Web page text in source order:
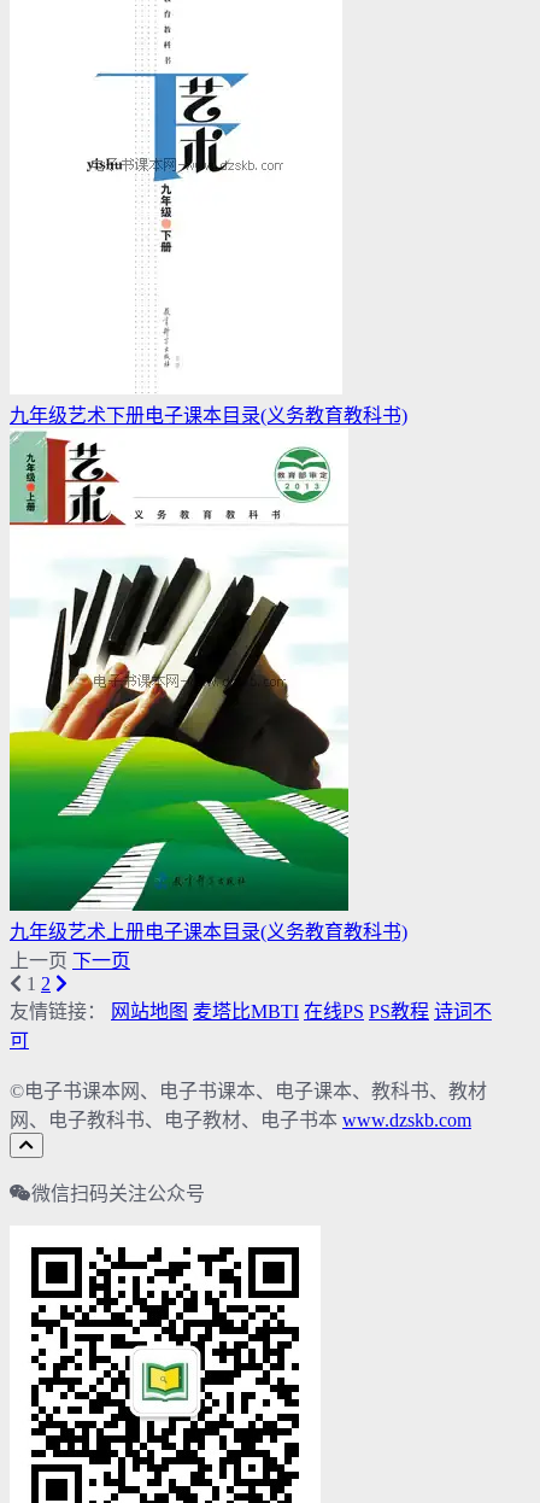
九年级艺术下册电子课本目录(义务教育教科书)
九年级艺术上册电子课本目录(义务教育教科书)
上一页 下一页
1 2
友情链接：
网站地图 麦塔比MBTI 在线PS PS教程 诗词不
可
©电子书课本网、电子书课本、电子课本、教科书、教材
网、电子教科书、电子教材、电子书本 www.dzskb.com
微信扫码关注公众号